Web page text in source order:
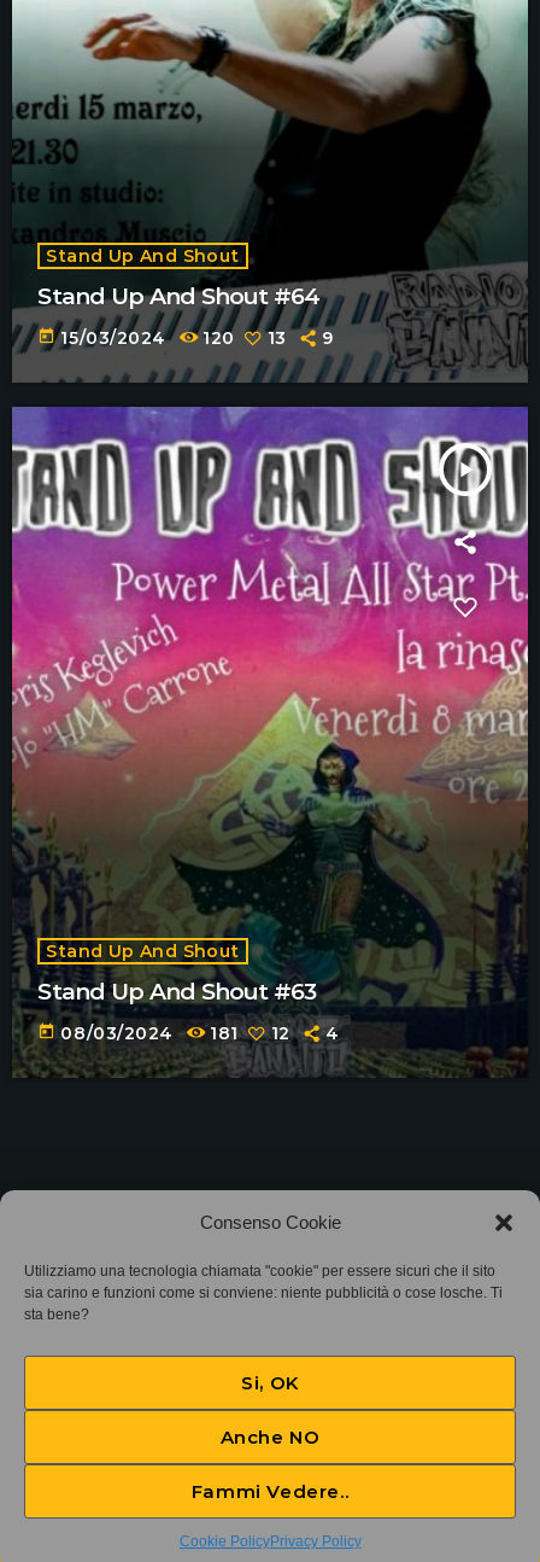
Consenso Cookie
Utilizziamo una tecnologia chiamata "cookie" per essere sicuri che il sito
sia carino e funzioni come si conviene: niente pubblicità o cose losche. Ti
sta bene?
Si, OK
Anche NO
Fammi Vedere..
Cookie PolicyPrivacy Policy
Stand Up And Shout
Stand Up And Shout #64
today 15/03/2024 120 13 9
play_arrow
Stand Up And Shout
Stand Up And Shout #63
today 08/03/2024 181 12 4
Associazione Bandito • CF 97882400019 •
Privacy Policy•Cookie Policy (UE) • Protocollo
SIAE 7425